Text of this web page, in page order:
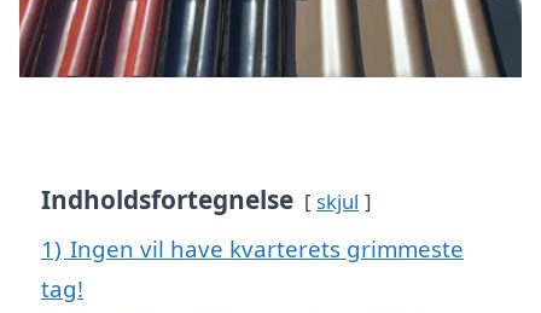
Indholdsfortegnelse skjul
1) Ingen vil have kvarterets grimmeste
tag!